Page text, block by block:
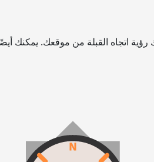
اتجاه القبلة من موقعك. يمكنك